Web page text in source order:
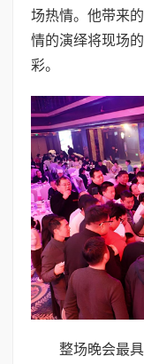
场热情。他带来
情的演绎将现场
彩。
整场晚会最